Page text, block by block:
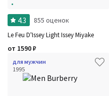
4.3 855 оценок
Le Feu D'Issey Light Issey Miyake
от 1590₽
для мужчин
1995